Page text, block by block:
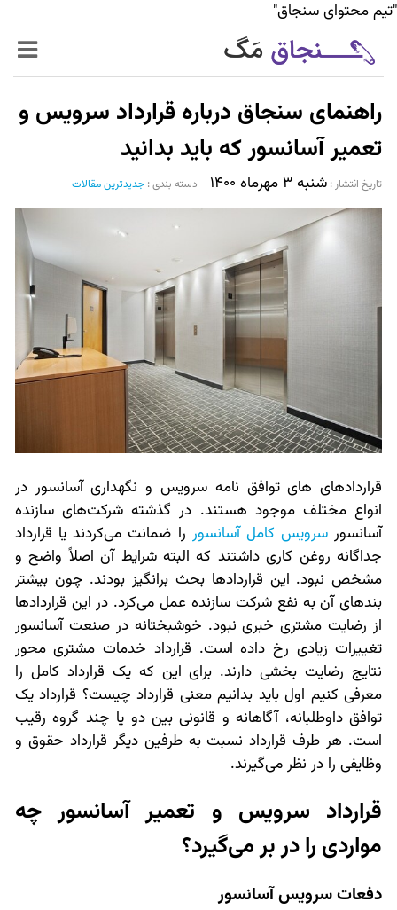
"تیم محتوای سنجاق"
زنده‌تر
حرفه‌ای‌تر
سیر تا پیاز خدمات
World Mag
بازار آنلاین سنجاق
راهنمای سنجاق درباره قرارداد سرویس و
تعمیر آسانسور که باید بدانید
تاریخ انتشار :‌ شنبه ۳ مهرماه ۱۴۰۰ - دسته بندی : جدیدترین مقالات
قراردادهای های توافق نامه سرویس و نگهداری آسانسور در
انواع مختلف موجود هستند. در گذشته شرکت‌های سازنده
آسانسور سرویس کامل آسانسور را ضمانت می‌کردند یا قرارداد
جداگانه روغن کاری داشتند که البته شرایط آن اصلاً واضح و
مشخص نبود. این قراردادها بحث برانگیز بودند. چون بیشتر
بندهای آن به نفع شرکت سازنده عمل می‌کرد. در این قراردادها
از رضایت مشتری خبری نبود. خوشبختانه در صنعت آسانسور
تغییرات زیادی رخ داده است. قرارداد خدمات مشتری محور
نتایج رضایت بخشی دارند. برای این که یک قرارداد کامل را
معرفی کنیم اول باید بدانیم معنی قرارداد چیست؟ قرارداد یک
توافق داوطلبانه، آگاهانه و قانونی بین دو یا چند گروه رقیب
است. هر طرف قرارداد نسبت به طرفین دیگر قرارداد حقوق و
وظایفی را در نظر می‌گیرند.
قرارداد سرویس و تعمیر آسانسور چه
مواردی را در بر می‌گیرد؟
دفعات سرویس آسانسور